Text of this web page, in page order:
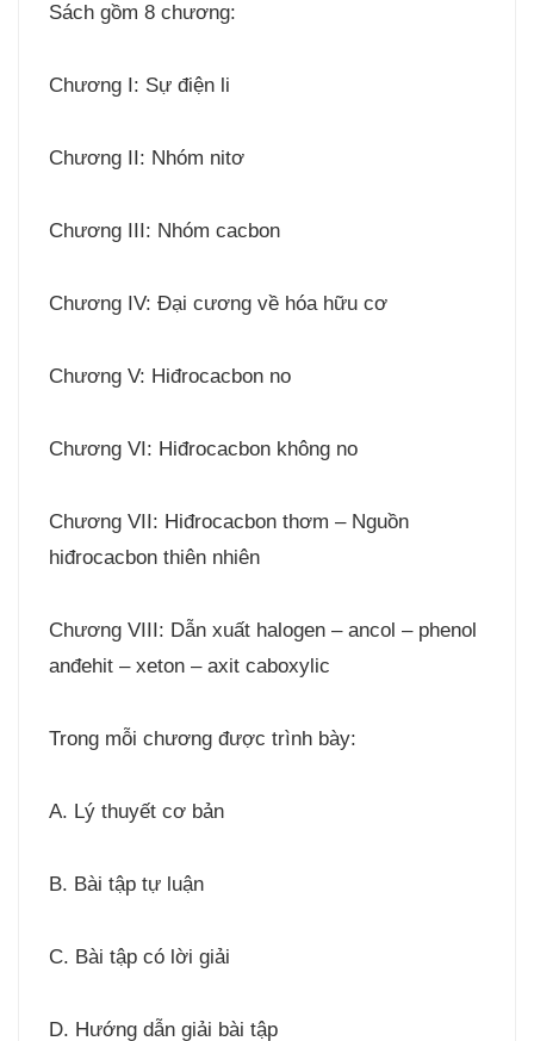
Sách gồm 8 chương:
Chương I: Sự điện li
Chương II: Nhóm nitơ
Chương III: Nhóm cacbon
Chương IV: Đại cương về hóa hữu cơ
Chương V: Hiđrocacbon no
Chương VI: Hiđrocacbon không no
Chương VII: Hiđrocacbon thơm – Nguồn
hiđrocacbon thiên nhiên
Chương VIII: Dẫn xuất halogen – ancol – phenol
anđehit – xeton – axit caboxylic
Trong mỗi chương được trình bày:
A. Lý thuyết cơ bản
B. Bài tập tự luận
C. Bài tập có lời giải
D. Hướng dẫn giải bài tập